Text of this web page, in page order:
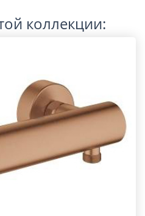
коллекции: